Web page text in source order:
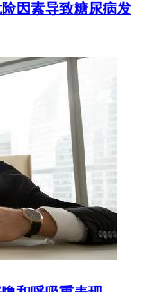
因素导致糖尿病发